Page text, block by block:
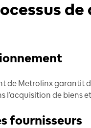
de
de Metrolinx garantit
de biens
fournisseurs